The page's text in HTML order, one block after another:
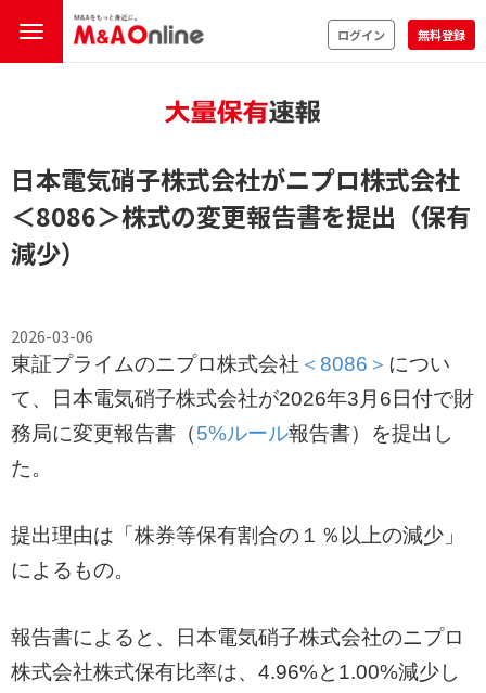
ログイン 無料登録
日本電気硝子株式会社がニプロ株式会社
＜8086＞株式の変更報告書を提出（保有
減少）
2026-03-06
東証プライムのニプロ株式会社 ＜8086＞ につい
て、日本電気硝子株式会社が2026年3月6日付で財
務局に変更報告書（5%ルール報告書）を提出し
た。
提出理由は「株券等保有割合の１％以上の減少」
によるもの。
報告書によると、日本電気硝子株式会社のニプロ
株式会社株式保有比率は、4.96%と1.00%減少し